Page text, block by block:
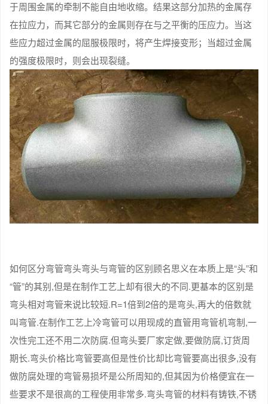
于周围金属的牵制不能自由地收缩。结果这部分加热的金属存
在拉应力，而其它部分的金属则存在与之平衡的压应力。当这
些应力超过金属的屈服极限时，将产生焊接变形；当超过金属
的强度极限时，则会出现裂缝。
如何区分弯管弯头弯头与弯管的区别顾名思义在本质上是“头”和
“管”的其别,但是在制作工艺上却有很大的不同.更基本的区别是
弯头相对弯管来说比较短.R=1倍到2倍的是弯头,再大的倍数就
叫弯管.在制作工艺上冷弯管可以用现成的直管用弯管机弯制,一
次性完工还不用二次防腐.但弯头要厂家定做,要做防腐,订货周
期长.弯头价格比弯管要高但是性价比却比弯管要高出很多,没有
做防腐处理的弯管易损坏是公所周知的,但其因为价格便宜在一
些要求不是很高的工程使用非常多.弯头弯管的材料有铸铁,不锈